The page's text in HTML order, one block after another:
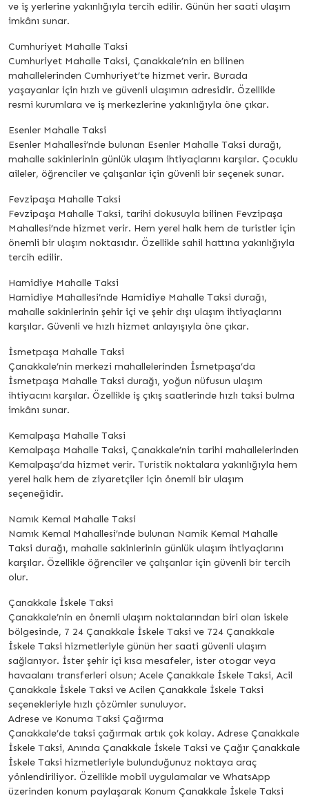
ve iş yerlerine yakınlığıyla tercih edilir. Günün her saati ulaşım
imkânı sunar.
Cumhuriyet Mahalle Taksi
Cumhuriyet Mahalle Taksi, Çanakkale’nin en bilinen
mahallelerinden Cumhuriyet’te hizmet verir. Burada
yaşayanlar için hızlı ve güvenli ulaşımın adresidir. Özellikle
resmi kurumlara ve iş merkezlerine yakınlığıyla öne çıkar.
Esenler Mahalle Taksi
Esenler Mahallesi’nde bulunan Esenler Mahalle Taksi durağı,
mahalle sakinlerinin günlük ulaşım ihtiyaçlarını karşılar. Çocuklu
aileler, öğrenciler ve çalışanlar için güvenli bir seçenek sunar.
Fevzipaşa Mahalle Taksi
Fevzipaşa Mahalle Taksi, tarihi dokusuyla bilinen Fevzipaşa
Mahallesi’nde hizmet verir. Hem yerel halk hem de turistler için
önemli bir ulaşım noktasıdır. Özellikle sahil hattına yakınlığıyla
tercih edilir.
Hamidiye Mahalle Taksi
Hamidiye Mahallesi’nde Hamidiye Mahalle Taksi durağı,
mahalle sakinlerinin şehir içi ve şehir dışı ulaşım ihtiyaçlarını
karşılar. Güvenli ve hızlı hizmet anlayışıyla öne çıkar.
İsmetpaşa Mahalle Taksi
Çanakkale’nin merkezi mahallelerinden İsmetpaşa’da
İsmetpaşa Mahalle Taksi durağı, yoğun nüfusun ulaşım
ihtiyacını karşılar. Özellikle iş çıkış saatlerinde hızlı taksi bulma
imkânı sunar.
Kemalpaşa Mahalle Taksi
Kemalpaşa Mahalle Taksi, Çanakkale’nin tarihi mahallelerinden
Kemalpaşa’da hizmet verir. Turistik noktalara yakınlığıyla hem
yerel halk hem de ziyaretçiler için önemli bir ulaşım
seçeneğidir.
Namık Kemal Mahalle Taksi
Namık Kemal Mahallesi’nde bulunan Namik Kemal Mahalle
Taksi durağı, mahalle sakinlerinin günlük ulaşım ihtiyaçlarını
karşılar. Özellikle öğrenciler ve çalışanlar için güvenli bir tercih
olur.
Çanakkale İskele Taksi
Çanakkale’nin en önemli ulaşım noktalarından biri olan iskele
bölgesinde, 7 24 Çanakkale İskele Taksi ve 724 Çanakkale
İskele Taksi hizmetleriyle günün her saati güvenli ulaşım
sağlanıyor. İster şehir içi kısa mesafeler, ister otogar veya
havaalanı transferleri olsun; Acele Çanakkale İskele Taksi, Acil
Çanakkale İskele Taksi ve Acilen Çanakkale İskele Taksi
seçenekleriyle hızlı çözümler sunuluyor.
Adrese ve Konuma Taksi Çağırma
Çanakkale’de taksi çağırmak artık çok kolay. Adrese Çanakkale
İskele Taksi, Anında Çanakkale İskele Taksi ve Çağır Çanakkale
İskele Taksi hizmetleriyle bulunduğunuz noktaya araç
yönlendiriliyor. Özellikle mobil uygulamalar ve WhatsApp
üzerinden konum paylaşarak Konum Çanakkale İskele Taksi